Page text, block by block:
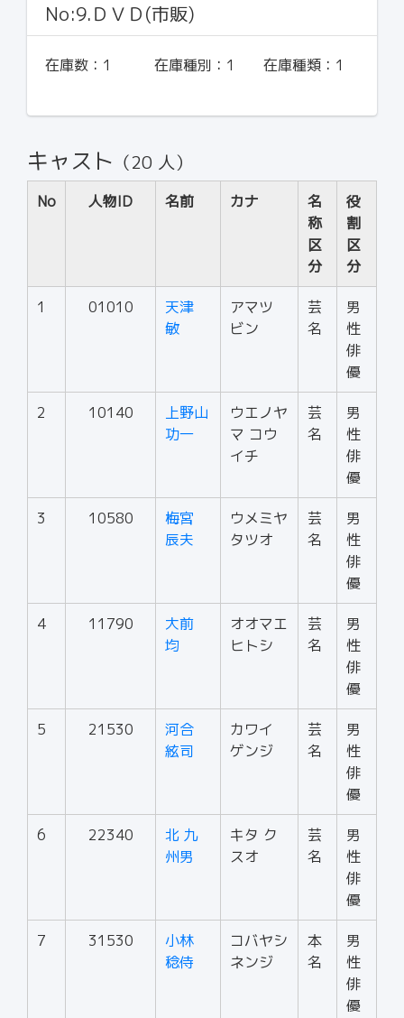
No:9.ＤＶＤ(市販)
在庫数： 1 在庫種別： 1 在庫種類： 1
キャスト （20 人）
No 人物ID 名前 カナ
名
称
区
分
役
割
区
分
1 01010
天津
敏
アマツ
ビン
芸
名
男
性
俳
優
2 10140
上野山
功一
ウエノヤ
マ コウ
イチ
芸
名
男
性
俳
優
3 10580
梅宮
辰夫
ウメミヤ
タツオ
芸
名
男
性
俳
優
4 11790
大前
均
オオマエ
ヒトシ
芸
名
男
性
俳
優
5 21530
河合
絃司
カワイ
ゲンジ
芸
名
男
性
俳
優
6 22340
北 九
州男
キタ ク
スオ
芸
名
男
性
俳
優
7 31530
小林
稔侍
コバヤシ
ネンジ
本
名
男
性
俳
優